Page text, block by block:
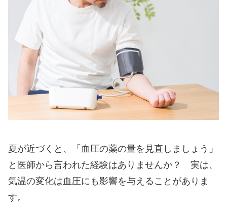
夏が近づくと、「血圧の薬の量を見直しましょう」
と医師から言われた経験はありませんか？ 実は、
気温の変化は血圧にも影響を与えることがありま
す。